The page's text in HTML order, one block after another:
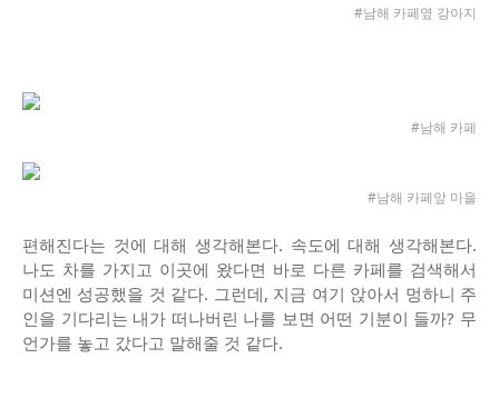
#남해 카페옆 강아지
#남해 카페
#남해 카페앞 마을
편해진다는 것에 대해 생각해본다. 속도에 대해 생각해본다.
나도 차를 가지고 이곳에 왔다면 바로 다른 카페를 검색해서
미션엔 성공했을 것 같다. 그런데, 지금 여기 앉아서 멍하니 주
인을 기다리는 내가 떠나버린 나를 보면 어떤 기분이 들까? 무
언가를 놓고 갔다고 말해줄 것 같다.